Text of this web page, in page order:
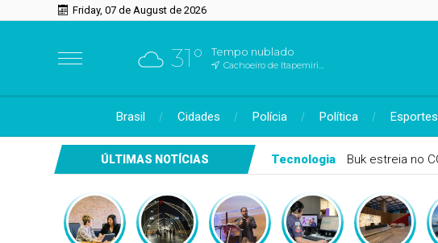
Friday, 07 de August de 2026
31° Tempo nublado
Cachoeiro de Itapemirim, ES
Brasil Cidades Polícia Política Esportes
ÚLTIMAS NOTÍCIAS
Saiba quando será o recesso de fim de ano para servidores públicos